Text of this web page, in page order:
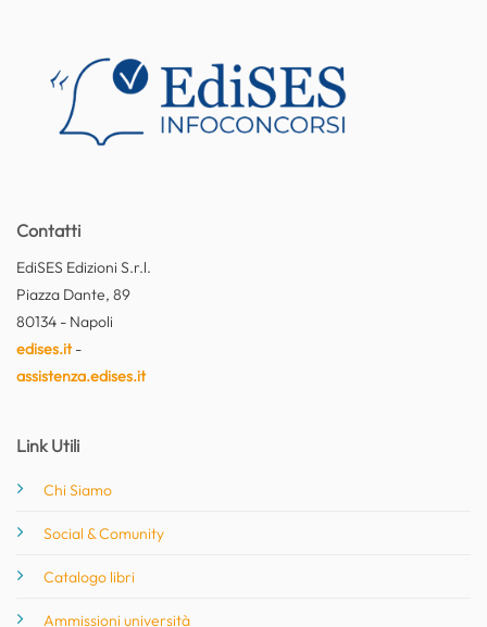
Contatti
EdiSES Edizioni S.r.l.
Piazza Dante, 89
80134 - Napoli
edises.it-
assistenza.edises.it
Link Utili
Chi Siamo
Social & Comunity
Catalogo libri
Ammissioni università